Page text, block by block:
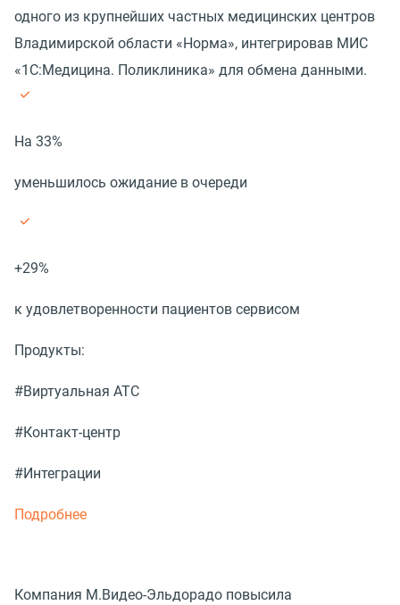
одного из крупнейших частных медицинских центров
Владимирской области «Норма», интегрировав МИС
«1С:Медицина. Поликлиника» для обмена данными.
На 33%
уменьшилось ожидание в очереди
+29%
к удовлетворенности пациентов сервисом
Продукты:
#Виртуальная АТС
#Контакт-центр
#Интеграции
Подробнее
Компания М.Видео-Эльдорадо повысила